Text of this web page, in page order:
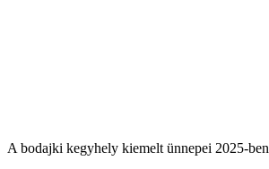
A bodajki kegyhely kiemelt ünnepei 2025-ben